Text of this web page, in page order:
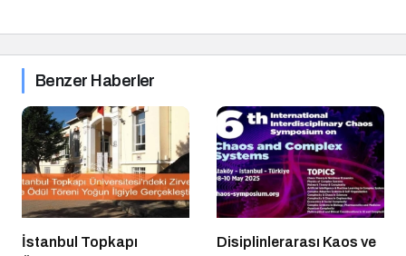
Benzer Haberler
İstanbul Topkapı
Disiplinlerarası Kaos ve